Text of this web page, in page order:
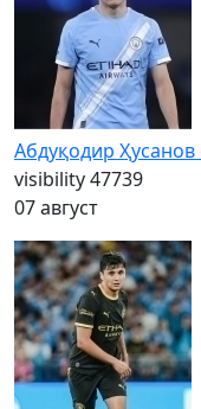
Абдуқодир
visibility47739
07 август